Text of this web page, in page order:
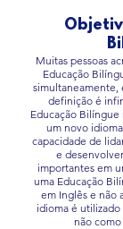
Muitas pessoas
Educação
simultaneamente,
definição é
Educação Bilíngue
um novo
capacidade de
e
importantes em
uma Educação
em Inglês e não
idioma é
não